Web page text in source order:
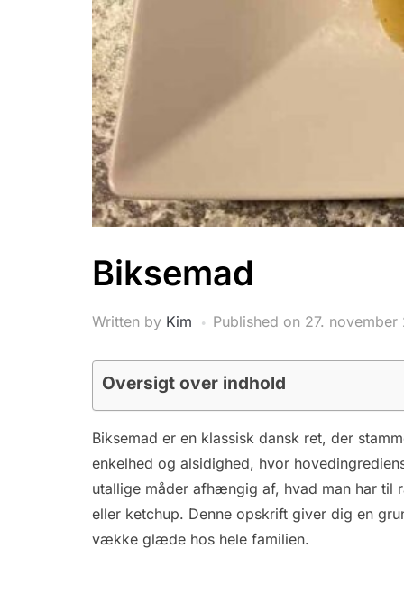
Biksemad
Written by Kim Published on 27. november
Oversigt over indhold
Biksemad er en klassisk dansk ret, der
enkelhed og alsidighed, hvor
utallige måder afhængig af, hvad man har til
eller ketchup. Denne opskrift giver dig en
vække glæde hos hele familien.